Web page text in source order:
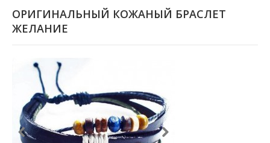
ОРИГИНАЛЬНЫЙ КОЖАНЫЙ БРАСЛЕТ
ЖЕЛАНИЕ